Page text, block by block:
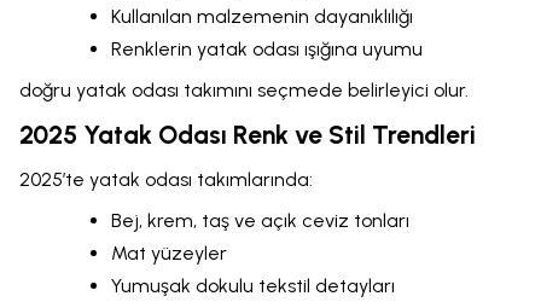
Kullanılan malzemenin dayanıklılığı
Renklerin yatak odası ışığına uyumu
doğru yatak odası takımını seçmede belirleyici olur.
2025 Yatak Odası Renk ve Stil Trendleri
2025’te yatak odası takımlarında:
Bej, krem, taş ve açık ceviz tonları
Mat yüzeyler
Yumuşak dokulu tekstil detayları